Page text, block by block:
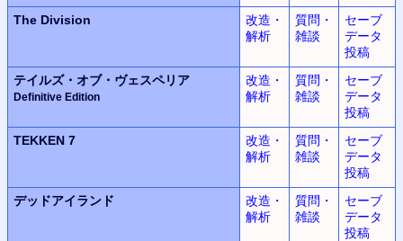
The Division
改造・
解析
質問・
雑談
セーブ
データ
投稿
テイルズ・オブ・ヴェスペリア
Definitive Edition
改造・
解析
質問・
雑談
セーブ
データ
投稿
TEKKEN 7
改造・
解析
質問・
雑談
セーブ
データ
投稿
デッドアイランド
改造・
解析
質問・
雑談
セーブ
データ
投稿